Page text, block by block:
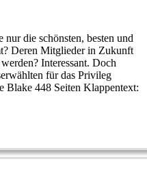
die schönsten, besten und
Deren Mitglieder in Zukunft
Interessant. Doch
für das Privileg
448 Seiten Klappentext: